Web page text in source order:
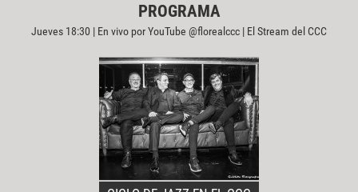
PROGRAMA
Jueves 18:30 | En vivo por YouTube @florealccc | El Stream del CCC